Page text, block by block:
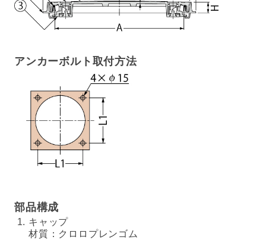
アンカーボルト取付方法
部品構成
キャップ
材質：クロロプレンゴム